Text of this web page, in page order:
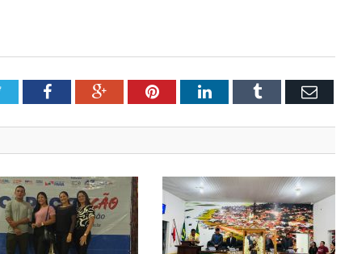
TwitterFacebookGoogle+PinterestLinkedInTumblr Email